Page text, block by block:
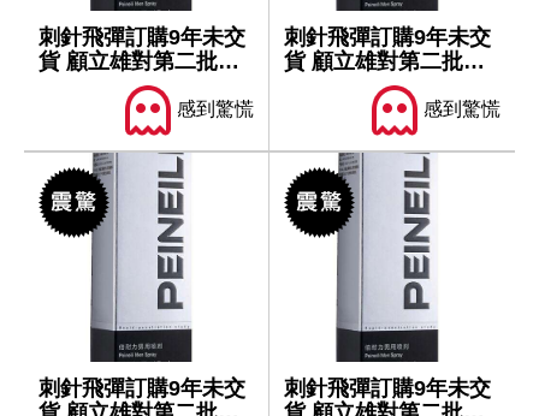
刺針飛彈訂購9年未交
貨 顧立雄對第二批軍
感到驚慌
刺針飛彈訂購9年未交
貨 顧立雄對第二批軍
感到驚慌
刺針飛彈訂購9年未交
刺針飛彈訂購9年未交